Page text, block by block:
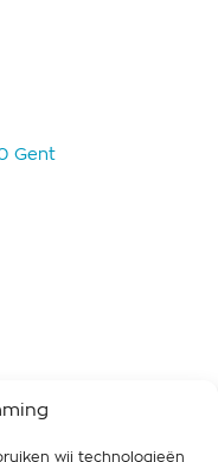
wij technologieën
Gent